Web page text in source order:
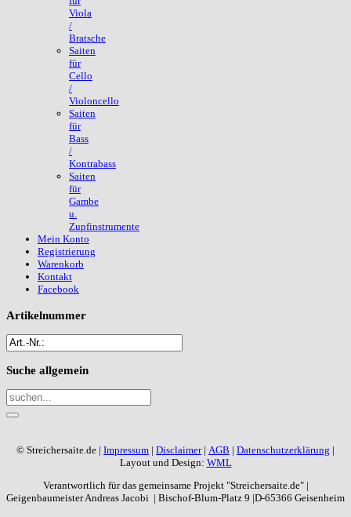
Viola
/
Bratsche
Saiten
für
Cello
/
Violoncello
Saiten
für
Bass
/
Kontrabass
Saiten
für
Gambe
u.
Zupfinstrumente
Mein Konto
Registrierung
Warenkorb
Kontakt
Facebook
Artikelnummer
Suche allgemein
© Streichersaite.de | Impressum | Disclaimer| AGB | Datenschutzerklärung |
Layout und Design: WML
Verantwortlich für das gemeinsame Projekt "Streichersaite.de" |
Geigenbaumeister Andreas Jacobi | Bischof-Blum-Platz 9 |D-65366 Geisenheim